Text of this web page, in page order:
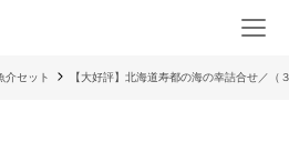
介セット 【大好評】北海道寿都の海の幸詰合せ／（